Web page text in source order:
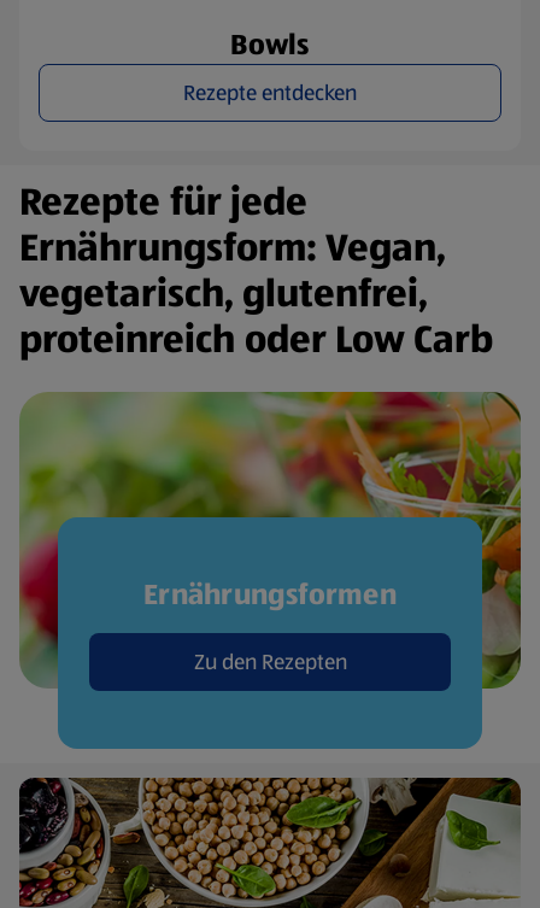
Bowls
Rezepte entdecken
Rezepte für jede
Ernährungsform: Vegan,
vegetarisch, glutenfrei,
proteinreich oder Low Carb
Ernährungsformen
Zu den Rezepten